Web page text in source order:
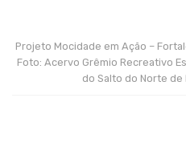
Projeto Mocidade em Ação –
Foto: Acervo Grêmio Recreativo
do Salto do Norte de